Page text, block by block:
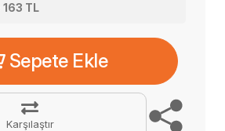
163 TL
Sepete Ekle
Karşılaştır